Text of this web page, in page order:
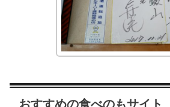
おすすめの食べのもサイト